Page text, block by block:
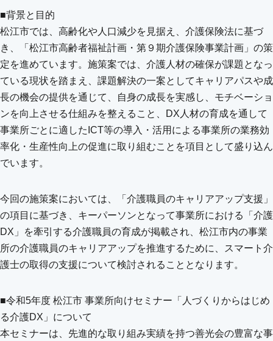
■背景と目的
松江市では、高齢化や人口減少を見据え、介護保険法に基づ
き、「松江市高齢者福祉計画・第９期介護保険事業計画」の策
定を進めています。施策案では、介護人材の確保が課題となっ
ている現状を踏まえ、課題解決の一案としてキャリアパスや成
長の機会の提供を通じて、自身の成長を実感し、モチベーショ
ンを向上させる仕組みを整えること、DX人材の育成を通して
事業所ごとに適したICT等の導入・活用による事業所の業務効
率化・生産性向上の促進に取り組むことを項目として盛り込ん
でいます。
今回の施策案においては、「介護職員のキャリアアップ支援」
の項目に基づき、キーパーソンとなって事業所における「介護
DX」を牽引する介護職員の育成が掲載され、松江市内の事業
所の介護職員のキャリアアップを推進するために、スマート介
護士の取得の支援について検討されることとなります。
■令和5年度 松江市 事業所向けセミナー「人づくりからはじめ
る介護DX」について
本セミナーは、先進的な取り組み実績を持つ善光会の豊富な事